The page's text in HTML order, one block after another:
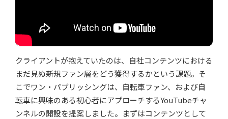
クライアントが抱えていたのは、自社コンテンツにおける
まだ見ぬ新規ファン層をどう獲得するかという課題。そ
こでワン・パブリッシングは、自転車ファン、および自
転車に興味のある初心者にアプローチするYouTubeチャ
ンネルの開設を提案しました。まずはコンテンツとして